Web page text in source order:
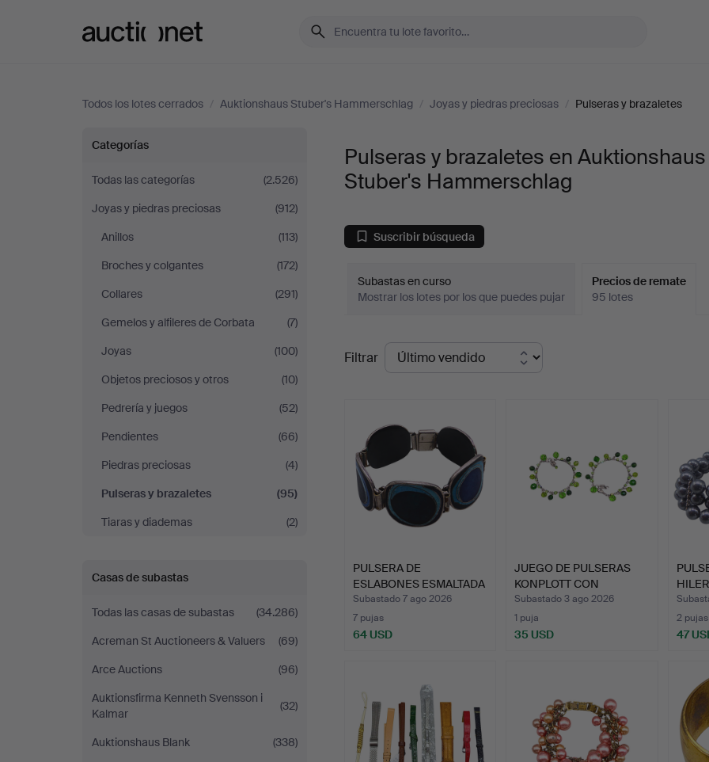
Todos los lotes cerrados / Auktionshaus Stuber's Hammerschlag / Joyas y piedras preciosas / Pulseras y brazaletes
Pulseras
y
brazaletes
en
Auktionshaus
Stuber's
Hammerschlag
Categorías
Todas las categorías
(2.526)
Joyas y piedras preciosas
(912)
Anillos
(113)
Broches y colgantes
(172)
Collares
(291)
Gemelos y alfileres de Corbata
(7)
Joyas
(100)
Objetos preciosos y otros
(10)
Pedrería y juegos
(52)
Pendientes
(66)
Piedras preciosas
(4)
Pulseras y brazaletes
(95)
Tiaras y diademas
(2)
Casas de subastas
Todas las casas de subastas
(34.286)
Acreman St Auctioneers & Valuers
(69)
Arce Auctions
(96)
Auktionsfirma Kenneth Svensson i
Kalmar
(32)
Auktionshaus Blank
(338)
Pulseras y brazaletes en Auktionshaus
Stuber's Hammerschlag
Suscribir búsqueda
Subastas en curso
Mostrar los lotes por los que puedes pujar
Precios de remate
95 lotes
Precios
de
Filtrar
PULSERA DE
ESLABONES ESMALTADA
EN TONOS AZ…
Subastado 7 ago 2026
7 pujas
64 USD
JUEGO DE PULSERAS
KONPLOTT CON
CUENTAS DE …
Subastado 3 ago 2026
1 puja
35 USD
CON
2 pujas
47